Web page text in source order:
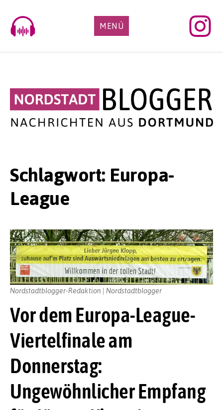
content
MENÜ
Schlagwort: Europa-
League
Vor dem Europa-League-
Viertelfinale am
Donnerstag:
Ungewöhnlicher Empfang
Nordstadtblogger-Redaktion | Nordstadtblogger